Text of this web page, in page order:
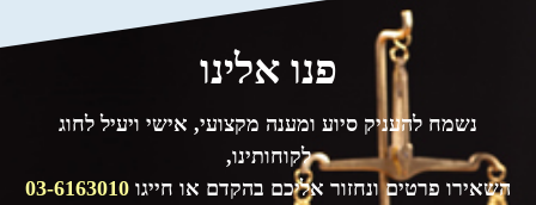
פנו אלינו
נשמח להעניק סיוע ומענה מקצועי, אישי ויעיל לחוג
לקוחותינו,
השאירו פרטים ונחזור אליכם בהקדם או חייגו 03-6163010